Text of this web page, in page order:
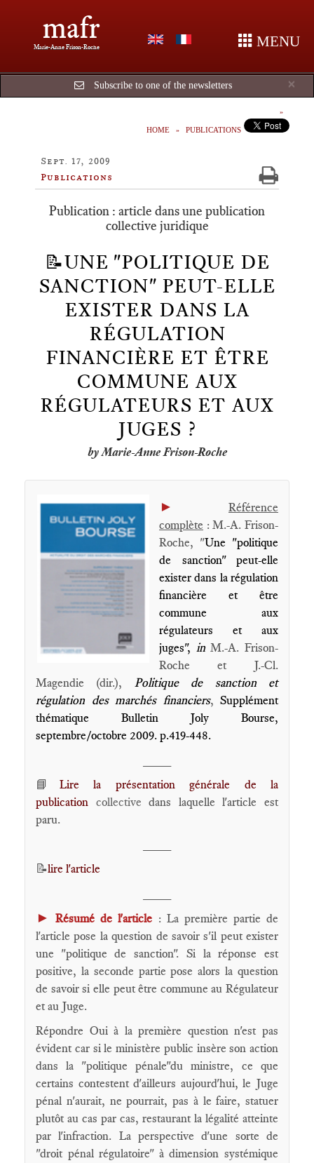
mafr
Marie-Anne Frison-Roche MENU
×
Subscribe to one of the newsletters
HOME PUBLICATIONS
Sept. 17, 2009
Publications
Publication : article dans une publication
collective juridique
📝UNE "POLITIQUE DE
SANCTION" PEUT-ELLE
EXISTER DANS LA
RÉGULATION
FINANCIÈRE ET ÊTRE
COMMUNE AUX
RÉGULATEURS ET AUX
JUGES ?
by Marie-Anne Frison-Roche
►
Référence
complète : M.-A. Frison-
Roche, "Une "politique
de sanction" peut-elle
exister dans la régulation
financière et être
commune aux
régulateurs et aux
juges", inM.-A. Frison-
Roche et J.-Cl.
Magendie (dir.), Politique de sanction et
régulation des marchés financiers, Supplément
thématique Bulletin Joly Bourse,
septembre/octobre 2009. p.419-448.
📘 Lire la présentation générale de la
publication collectivedans laquelle l'article est
paru.
📝lire l'article
► Résumé de l'article : La première partie de
l'article pose la question de savoir s'il peut exister
une "politique de sanction". Si la réponse est
positive, la seconde partie pose alors la question
de savoir si elle peut être commune au Régulateur
et au Juge.
Répondre Oui à la première question n'est pas
évident car si le ministère public insère son action
dans la "politique pénale"du ministre, ce que
certains contestent d'ailleurs aujourd'hui, le Juge
pénal n'aurait, ne pourrait, pas à le faire, statuer
plutôt au cas par cas, restaurant la légalité atteinte
par l'infraction. La perspective d'une sorte de
"droit pénal régulatoire" à dimension systémique